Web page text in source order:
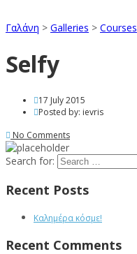
Γαλάνη > Galleries > Courses
Selfy
17 July 2015
Posted by: ievris
No Comments
Search for:
Recent Posts
Καλημέρα κόσμε!
Recent Comments